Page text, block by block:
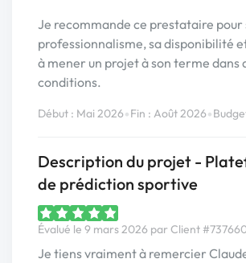
Je recommande ce prestataire pour
professionnalisme, sa disponibilité
à mener un projet à son terme dans
conditions.
Début : Mai 2026•Fin : Août 2026•
Description du projet -
de prédiction sportive
Évalué le 9 mars 2026 par Client
Je tiens vraiment à remercier